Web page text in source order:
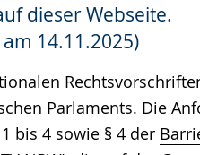
dieser Webseite.
14.11.2025)
Parlaments. Die
bis 4 sowie § 4 der